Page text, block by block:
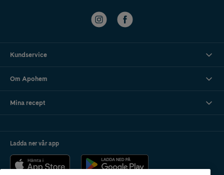
Kundservice
Om Apohem
Mina recept
Ladda ner vår app